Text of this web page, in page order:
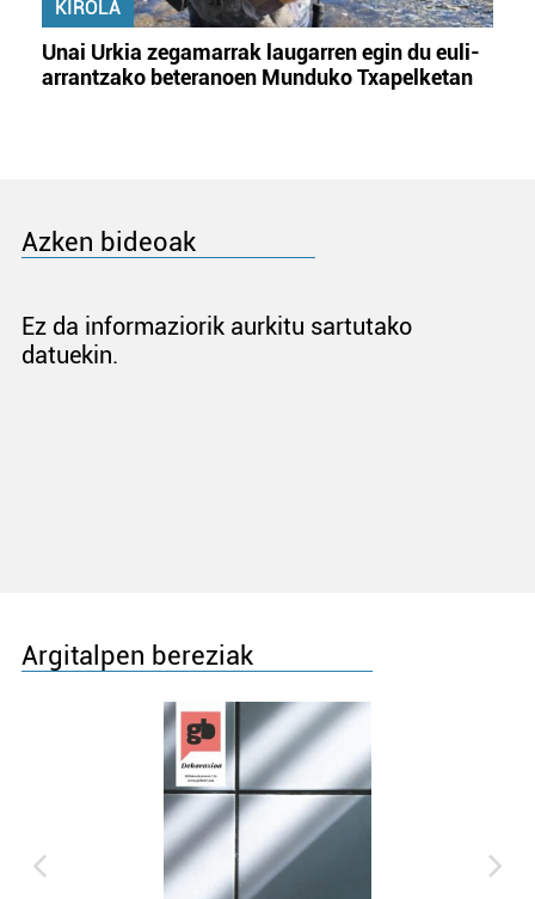
KIROLA
Unai Urkia zegamarrak laugarren egin du euli-
arrantzako beteranoen Munduko Txapelketan
Azken bideoak
Ez da informaziorik aurkitu sartutako
datuekin.
Argitalpen bereziak